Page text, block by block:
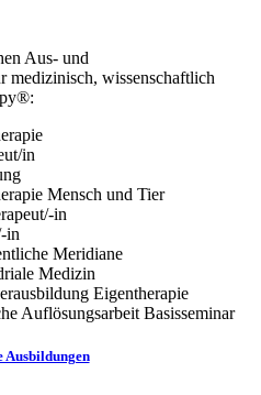
Aus- und
medizinisch, wissenschaftlich
in
Mensch und Tier
in
in
Meridiane
Medizin
Eigentherapie
Auflösungsarbeit Basisseminar
Ausbildungen